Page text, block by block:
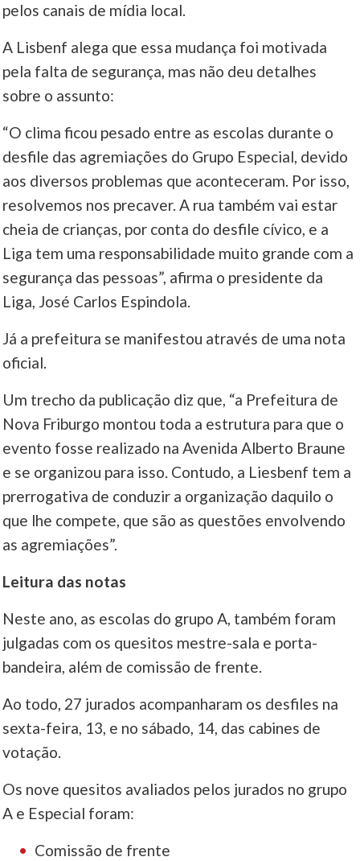
pelos canais de mídia local.
A Lisbenf alega que essa mudança foi motivada
pela falta de segurança, mas não deu detalhes
sobre o assunto:
“O clima ficou pesado entre as escolas durante o
desfile das agremiações do Grupo Especial, devido
aos diversos problemas que aconteceram. Por isso,
resolvemos nos precaver. A rua também vai estar
cheia de crianças, por conta do desfile cívico, e a
Liga tem uma responsabilidade muito grande com a
segurança das pessoas”, afirma o presidente da
Liga, José Carlos Espindola.
Já a prefeitura se manifestou através de uma nota
oficial.
Um trecho da publicação diz que, “a Prefeitura de
Nova Friburgo montou toda a estrutura para que o
evento fosse realizado na Avenida Alberto Braune
e se organizou para isso. Contudo, a Liesbenf tem a
prerrogativa de conduzir a organização daquilo o
que lhe compete, que são as questões envolvendo
as agremiações”.
Leitura das notas
Neste ano, as escolas do grupo A, também foram
julgadas com os quesitos mestre-sala e porta-
bandeira, além de comissão de frente.
Ao todo, 27 jurados acompanharam os desfiles na
sexta-feira, 13, e no sábado, 14, das cabines de
votação.
Os nove quesitos avaliados pelos jurados no grupo
A e Especial foram:
Comissão de frente